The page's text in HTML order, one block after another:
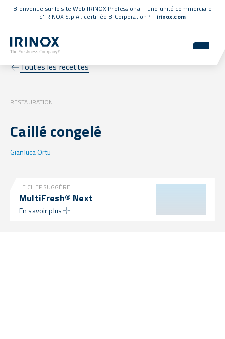
Bienvenue sur le site Web IRINOX Professional - une unité commerciale
d'IRINOX S.p.A., certifiée B Corporation™ - irinox.com
Toutes les recettes
RESTAURATION
Caillé congelé
Gianluca Ortu
LE CHEF SUGGÈRE
MultiFresh® Next
En savoir plus